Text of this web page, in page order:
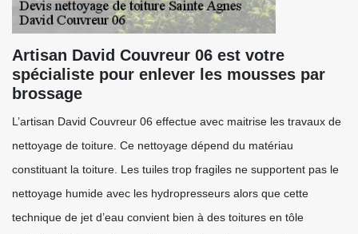
Artisan David Couvreur 06 est votre
spécialiste pour enlever les mousses par
brossage
L’artisan David Couvreur 06 effectue avec maitrise les travaux de
nettoyage de toiture. Ce nettoyage dépend du matériau
constituant la toiture. Les tuiles trop fragiles ne supportent pas le
nettoyage humide avec les hydropresseurs alors que cette
technique de jet d’eau convient bien à des toitures en tôle